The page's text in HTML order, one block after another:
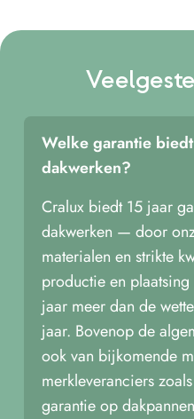
Welke garantie
dakwerken?
Cralux biedt 15 jaar
dakwerken — door
materialen en strikte
productie en
jaar meer dan de
jaar. Bovenop de
ook van bijkomende
merkleveranciers
garantie op